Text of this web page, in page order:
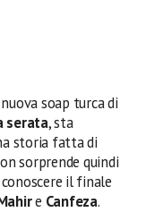
soap turca di
serata, sta
storia fatta di
sorprende quindi
il finale
e Canfeza.